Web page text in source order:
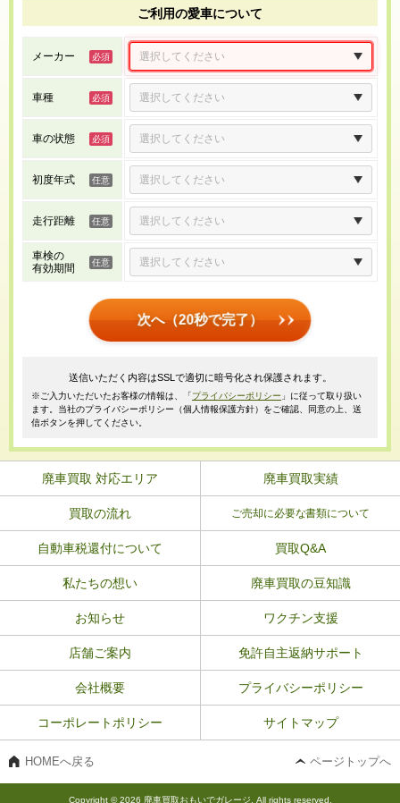
ご利用の愛車について
メーカー
車種
車の状態
初度年式
走行距離
車検の
有効期間
次へ（20秒で完了）
送信いただく内容はSSLで適切に暗号化され保護されます。
※ご入力いただいたお客様の情報は、「プライバシーポリシー 」に従って取り扱い
ます。当社のプライバシーポリシー（個人情報保護方針）をご確認、同意の上、送
信ボタンを押してください。
廃車買取 対応エリア 廃車買取実績
買取の流れ ご売却に必要な書類について
自動車税還付について 買取Q&A
私たちの想い 廃車買取の豆知識
お知らせ ワクチン支援
店舗ご案内 免許自主返納サポート
会社概要 プライバシーポリシー
コーポレートポリシー サイトマップ
HOMEへ戻る ページトップへ
Copyright © 2026 廃車買取おもいでガレージ. All rights reserved.